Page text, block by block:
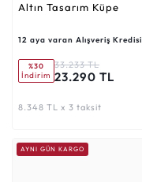
Altın Tasarım Küpe
12 aya varan Alışveriş Kredisi
%30
İndirim
33.233 TL
23.290 TL
8.348 TL x 3 taksit
AYNI GÜN KARGO